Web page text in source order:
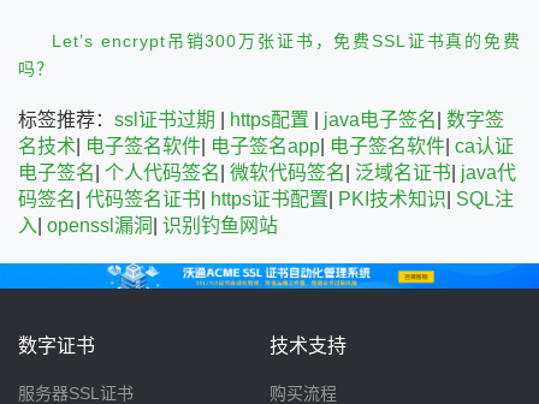
Let’s encrypt吊销300万张证书，免费SSL证书真的免费
吗？
标签推荐：ssl证书过期 https配置 java电子签名 |数字签
名技术 电子签名软件 电子签名app 电子签名软件 |ca认证
电子签名 |个人代码签名 |微软代码签名 泛域名证书 java代
码签名 |代码签名证书 https证书配置 PKI技术知识 SQL注
入 |openssl漏洞 |识别钓鱼网站
数字证书
服务器SSL证书
技术支持
购买流程